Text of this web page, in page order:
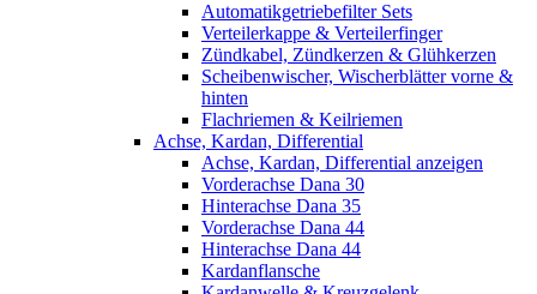
Automatikgetriebefilter Sets
Verteilerkappe & Verteilerfinger
Zündkabel, Zündkerzen & Glühkerzen
Scheibenwischer, Wischerblätter vorne &
hinten
Flachriemen & Keilriemen
Achse, Kardan, Differential
Achse, Kardan, Differential anzeigen
Vorderachse Dana 30
Hinterachse Dana 35
Vorderachse Dana 44
Hinterachse Dana 44
Kardanflansche